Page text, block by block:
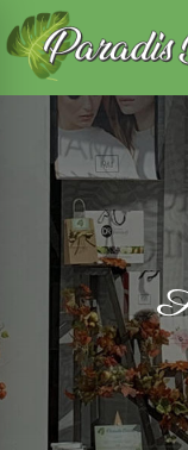
Panneau de gestion